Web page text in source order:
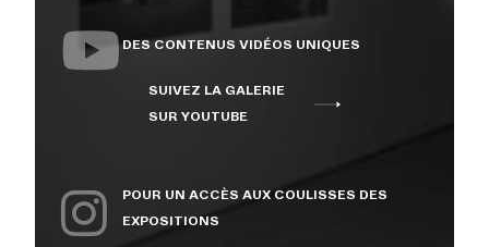
ACTIVITÉS
À PROPOS
NOUS JOINDRE
DES CONTENUS VIDÉOS UNIQUES
SUIVEZ LA GALERIE
SUR YOUTUBE
POUR UN ACCÈS AUX COULISSES DES
EXPOSITIONS